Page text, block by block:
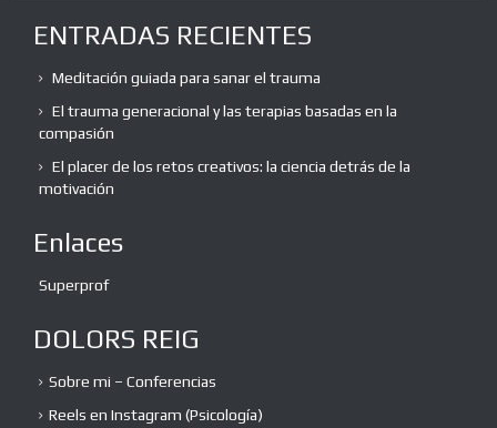
ENTRADAS RECIENTES
Meditación guiada para sanar el trauma
El trauma generacional y las terapias basadas en la
compasión
El placer de los retos creativos: la ciencia detrás de la
motivación
Enlaces
Superprof
DOLORS REIG
Sobre mi – Conferencias
Reels en Instagram (Psicología)